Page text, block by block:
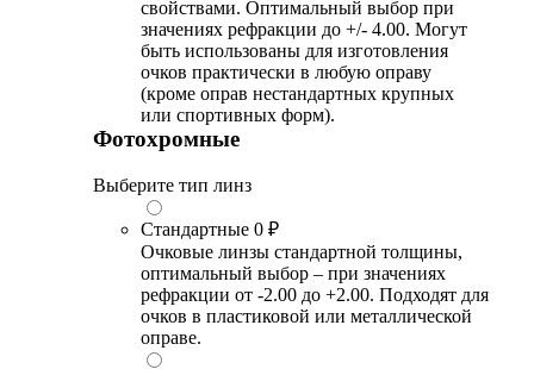
свойствами. Оптимальный выбор при
значениях рефракции до +/- 4.00. Могут
быть использованы для изготовления
очков практически в любую оправу
(кроме оправ нестандартных крупных
или спортивных форм).
Фотохромные
Выберите тип линз
Стандартные 0 ₽
Очковые линзы стандартной толщины,
оптимальный выбор – при значениях
рефракции от -2.00 до +2.00. Подходят для
очков в пластиковой или металлической
оправе.